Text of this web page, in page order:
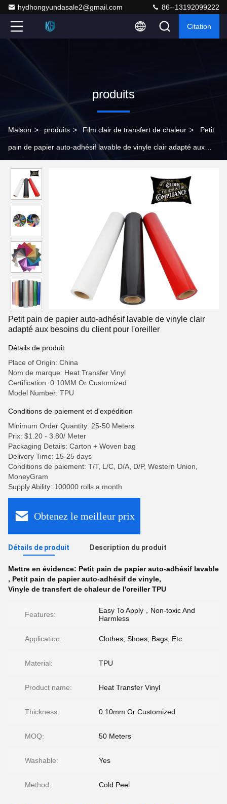
hydhongyundasale2@gmail.com 86--13192099222
Citation
produits
Maison > produits > Film clair de transfert de chaleur > Petit
pain de papier auto-adhésif lavable de vinyle clair adapté aux
Petit pain de papier auto-adhésif lavable de vinyle clair
adapté aux besoins du client pour l'oreiller
Détails de produit
Place of Origin: China
Nom de marque: Heat Transfer Vinyl
Certification: 0.10MM Or Customized
Model Number: TPU
Conditions de paiement et d'expédition
Minimum Order Quantity: 25-50 Meters
Prix: $1.20 - 3.80/ Meter
Packaging Details: Carton + Woven bag
Delivery Time: 15-25 days
Conditions de paiement: T/T, L/C, D/A, D/P, Western Union,
MoneyGram
Supply Ability: 100000 rolls a month
Obtenez le meilleur prix
Détails de produit Description du produit
Mettre en évidence: Petit pain de papier auto-adhésif lavable
, Petit pain de papier auto-adhésif de vinyle,
Vinyle de transfert de chaleur de l'oreiller TPU
Features:
Easy To Apply，Non-toxic And
Harmless
Application: Clothes, Shoes, Bags, Etc.
Material: TPU
Product name: Heat Transfer Vinyl
Thickness: 0.10mm Or Customized
MOQ: 50 Meters
Washable: Yes
Method: Cold Peel